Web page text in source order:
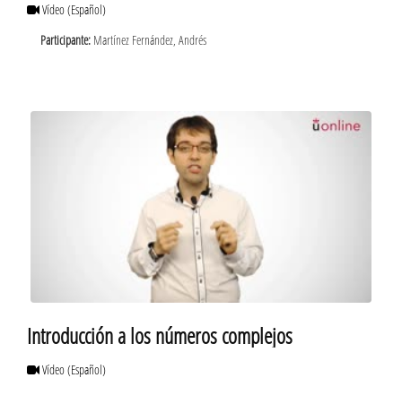
Vídeo(Español)
Participante: Martínez Fernández, Andrés
Introducción a los números complejos
Vídeo(Español)